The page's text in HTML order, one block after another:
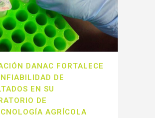
DANAC FORTALECE
DE
EN SU
DE
AGRÍCOLA